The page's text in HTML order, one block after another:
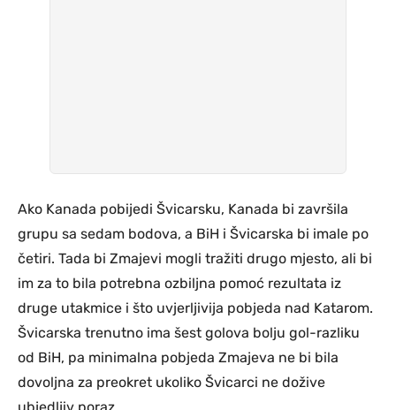
Ako Kanada pobijedi Švicarsku, Kanada bi završila
grupu sa sedam bodova, a BiH i Švicarska bi imale po
četiri. Tada bi Zmajevi mogli tražiti drugo mjesto, ali bi
im za to bila potrebna ozbiljna pomoć rezultata iz
druge utakmice i što uvjerljivija pobjeda nad Katarom.
Švicarska trenutno ima šest golova bolju gol-razliku
od BiH, pa minimalna pobjeda Zmajeva ne bi bila
dovoljna za preokret ukoliko Švicarci ne dožive